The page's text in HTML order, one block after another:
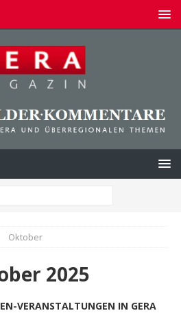
Oktober
2025
VERANSTALTUNGEN IN GERA